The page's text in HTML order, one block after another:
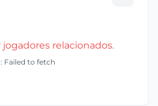
jogadores relacionados.
Failed to fetch